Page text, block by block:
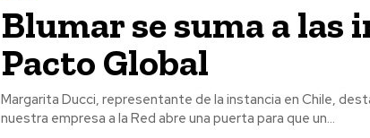
Blumar se suma a las
Pacto Global
Margarita Ducci, representante de la instancia en Chile,
nuestra empresa a la Red abre una puerta para que un...